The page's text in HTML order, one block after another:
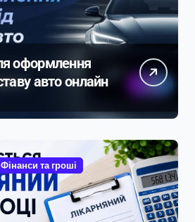
оформлення
авто онлайн
Фінанси та гроші